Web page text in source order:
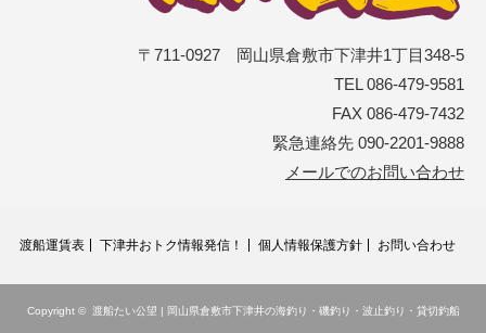
〒711-0927 岡山県倉敷市下津井1丁目348-5
TEL 086-479-9581
FAX 086-479-7432
緊急連絡先 090-2201-9888
メールでのお問い合わせ
渡船運賃表 下津井おトク情報発信！ 個人情報保護方針 お問い合わせ
Copyright © 渡船たい公望 | 岡山県倉敷市下津井の海釣り・磯釣り・波止釣り・貸切釣船